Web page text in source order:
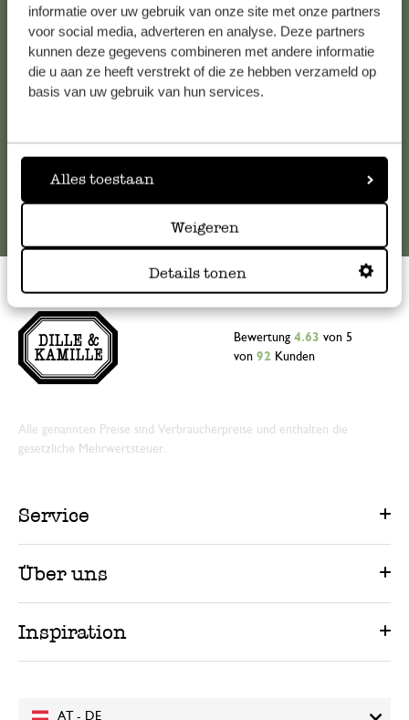
informatie over uw gebruik van onze site met onze partners
voor social media, adverteren en analyse. Deze partners
kunnen deze gegevens combineren met andere informatie
die u aan ze heeft verstrekt of die ze hebben verzameld op
basis van uw gebruik van hun services.
Alles toestaan
Weigeren
Details tonen
Falls Sie Fragen haben oder Tipps und Hilfe brauchen, wenden
Sie sich bitte an unseren Kundenservice. Oder lesen Sie hier
die Antworten aufhäufig gestellte Fragen.
Online-Kundenservice
AT - DE
Bewertung 4.63 von 5
von 92 Kunden
Alle genannten Preise sind Verbraucherpreise und enthalten die
gesetzliche Mehrwertsteuer.
Service
Über uns
Inspiration